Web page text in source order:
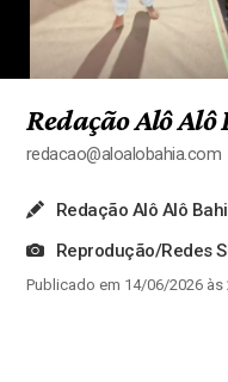
Redação Alô
redacao@aloalobahia.com
Redação Alô Alô
Reprodução/Redes
Publicado em 14/06/2026 às